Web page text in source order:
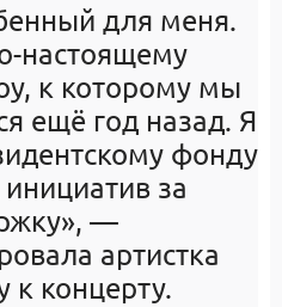
для меня.
настоящему
к которому мы
ещё год назад. Я
фонду
за
—
артистка
к концерту.